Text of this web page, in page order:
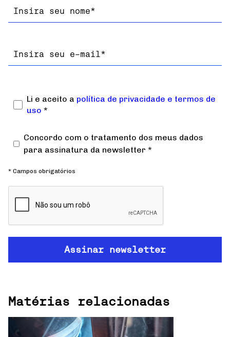
Nome
Email
Li e aceito a política de privacidade e termos de
uso *
Concordo com o tratamento dos meus dados
para assinatura da newsletter *
* Campos obrigatórios
Matérias relacionadas